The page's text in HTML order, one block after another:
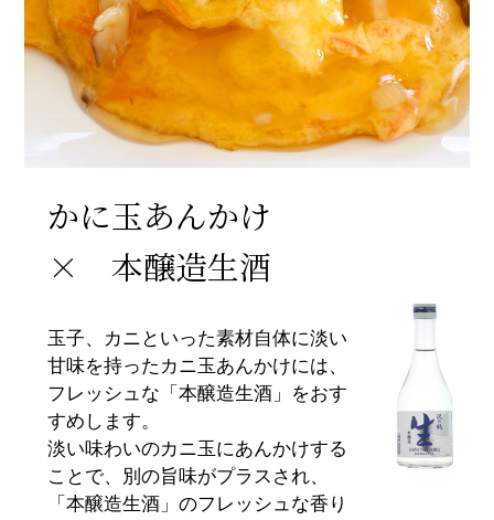
かに玉あんかけ
× 本醸造生酒
玉子、カニといった素材自体に淡い
甘味を持ったカニ玉あんかけには、
フレッシュな「本醸造生酒」をおす
すめします。
淡い味わいのカニ玉にあんかけする
ことで、別の旨味がプラスされ、
「本醸造生酒」のフレッシュな香り